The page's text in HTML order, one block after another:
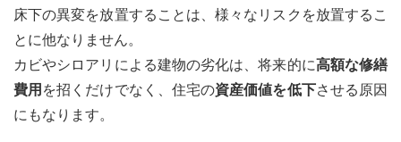
むべ
ース
と判
イン
ト
床下の異変を放置することは、様々なリスクを放置するこ
とに他なりません。
カビやシロアリによる建物の劣化は、将来的に高額な修繕
費用 を招くだけでなく、住宅の資産価値を低下させる原因
にもなります。